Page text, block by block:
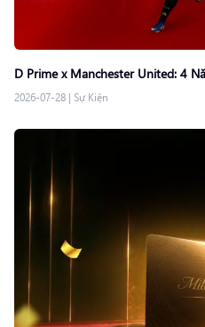
D Prime x Manchester United: 4
2026-07-28 | Sự Kiện